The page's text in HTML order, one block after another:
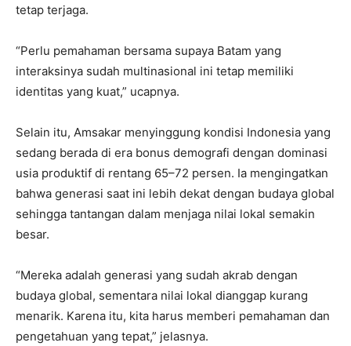
tetap terjaga.
“Perlu pemahaman bersama supaya Batam yang
interaksinya sudah multinasional ini tetap memiliki
identitas yang kuat,” ucapnya.
Selain itu, Amsakar menyinggung kondisi Indonesia yang
sedang berada di era bonus demografi dengan dominasi
usia produktif di rentang 65–72 persen. Ia mengingatkan
bahwa generasi saat ini lebih dekat dengan budaya global
sehingga tantangan dalam menjaga nilai lokal semakin
besar.
“Mereka adalah generasi yang sudah akrab dengan
budaya global, sementara nilai lokal dianggap kurang
menarik. Karena itu, kita harus memberi pemahaman dan
pengetahuan yang tepat,” jelasnya.